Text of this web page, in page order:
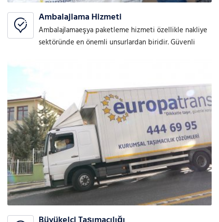
Ambalajlama Hizmeti
Ambalajlamaeşya paketleme hizmeti özellikle nakliye
sektöründe en önemli unsurlardan biridir. Güvenli